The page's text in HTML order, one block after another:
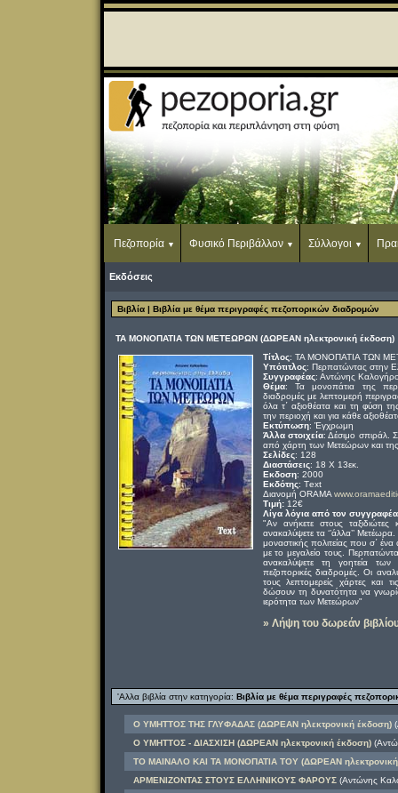
Πεζοπορία Φυσικό Περιβάλλον Σύλλογοι
Εκδόσεις
Βιβλία| Βιβλία με θέμα περιγραφές πεζοπορικών διαδρομών
ΤΑ ΜΟΝΟΠΑΤΙΑ ΤΩΝ ΜΕΤΕΩΡΩΝ (ΔΩΡΕΑΝ ηλεκτρονική έκδοση)
Τίτλος: ΤΑ ΜΟΝΟΠΑΤΙΑ ΤΩΝ
Υπότιτλος: Περπατώντας στην
Συγγραφέας: Αντώνης
Θέμα: Τα μονοπάτια της
διαδρομές με λεπτομερή
όλα τ΄ αξιοθέατα και τη φύση
την περιοχή και για κάθε
Εκτύπωση: Έγχρωμη
Άλλα στοιχεία: Δέσιμο σπιράλ.
από χάρτη των Μετεώρων και της
Σελίδες: 128
Διαστάσεις: 18 Χ 13εκ.
Εκδοση: 2000
Εκδότης: Τext
Διανομή ORAMA
Τιμή:12€
Λίγα λόγια από τον
"Αν ανήκετε στους
ανακαλύψετε τα ‘’άλλα’’
μοναστικής πολιτείας που σ΄
με το μεγαλείο τους.
ανακαλύψετε τη γοητεία
πεζοπορικές διαδρομές. Οι
τους λεπτομερείς χάρτες και
δώσουν τη δυνατότητα να
ιερότητα των Μετεώρων"
» Λήψη του δωρεάν
'Αλλα βιβλία στην κατηγορία: Βιβλία με θέμα περιγραφές
Ο ΥΜΗΤΤΟΣ ΤΗΣ ΓΛΥΦΑΔΑΣ (ΔΩΡΕΑΝ ηλεκτρονική έκδοση)
Ο ΥΜΗΤΤΟΣ - ΔΙΑΣΧΙΣΗ (ΔΩΡΕΑΝ ηλεκτρονική έκδοση)
ΤΟ ΜΑΙΝΑΛΟ ΚΑΙ ΤΑ ΜΟΝΟΠΑΤΙΑ ΤΟΥ (ΔΩΡΕΑΝ ηλεκτρονική
ΑΡΜΕΝΙΖΟΝΤΑΣ ΣΤΟΥΣ ΕΛΛΗΝΙΚΟΥΣ ΦΑΡΟΥΣ(Αντώνης